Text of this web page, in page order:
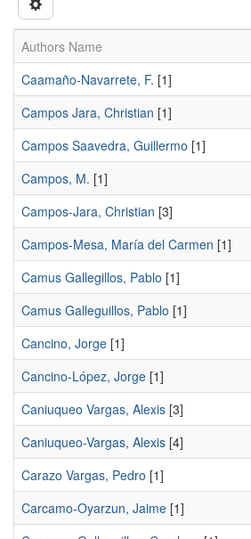
Authors Name
Caamaño-Navarrete, F. [1]
Campos Jara, Christian [1]
Campos Saavedra, Guillermo [1]
Campos, M. [1]
Campos-Jara, Christian [3]
Campos-Mesa, María del Carmen [1]
Camus Gallegillos, Pablo [1]
Camus Galleguillos, Pablo [1]
Cancino, Jorge [1]
Cancino-López, Jorge [1]
Caniuqueo Vargas, Alexis [3]
Caniuqueo-Vargas, Alexis [4]
Carazo Vargas, Pedro [1]
Carcamo-Oyarzun, Jaime [1]